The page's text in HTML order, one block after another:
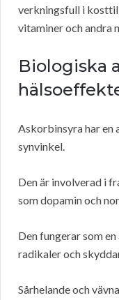
verkningsfull i
vitaminer och andra
Biologiska
Askorbinsyra har
synvinkel.
Den är involverad i
som dopamin och
Den fungerar som
radikaler och
Sårhelande och